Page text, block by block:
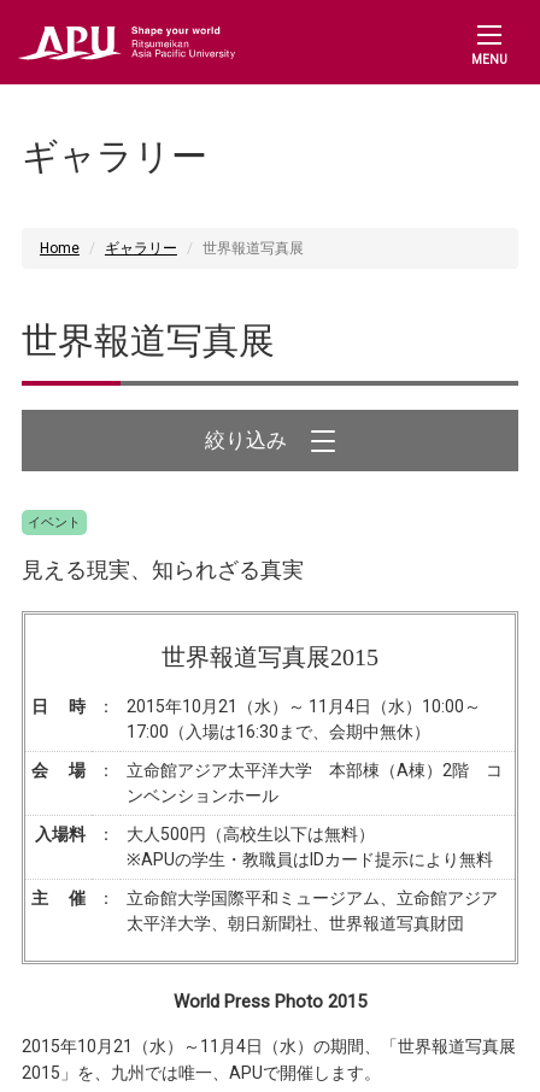
MENU
ギャラリー
Home ギャラリー 世界報道写真展
世界報道写真展
イベント
見える現実、知られざる真実
世界報道写真展2015
日 時 ：
2015年10月21（水）～ 11月4日（水）10:00～
17:00（入場は16:30まで、会期中無休）
会 場
：
立命館アジア太平洋大学 本部棟（A棟）2階 コ
ンベンションホール
入場料
：
大人500円（高校生以下は無料）
※APUの学生・教職員はIDカード提示により無料
主 催
：
立命館大学国際平和ミュージアム、立命館アジア
太平洋大学、朝日新聞社、世界報道写真財団
World Press Photo 2015
2015年10月21（水）～11月4日（水）の期間、「世界報道写真展
2015」を、九州では唯一、APUで開催します。